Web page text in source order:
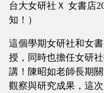
台大女研社Ｘ 女書店
知！）
這個學期女研社和女
授，同時也擔任女研
講！陳昭如老師長期
觀察與研究成果，這